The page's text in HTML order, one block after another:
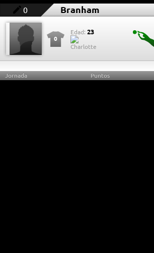
0 Branham
0
Edad: 23
Jornada Puntos